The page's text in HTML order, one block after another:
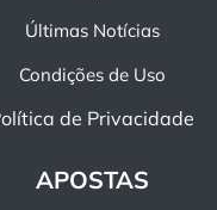
Últimas Notícias
Condições de Uso
de Privacidade
APOSTAS